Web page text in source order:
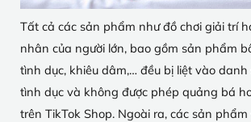
Tất cả các sản phẩm như đồ chơi giải trí
nhân của người lớn, bao gồm sản phẩm
tình dục, khiêu dâm,… đều bị liệt vào
tình dục và không được phép quảng bá
trên TikTok Shop. Ngoài ra, các sản